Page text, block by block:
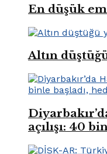
En düşük
Altın
açılışı: 40